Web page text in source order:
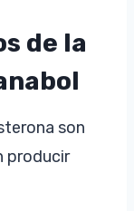
de la
son
producir